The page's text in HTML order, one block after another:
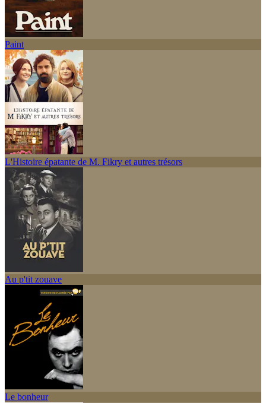
Paint
L'Histoire épatante de M. Fikry et autres trésors
Au p'tit zouave
Le bonheur